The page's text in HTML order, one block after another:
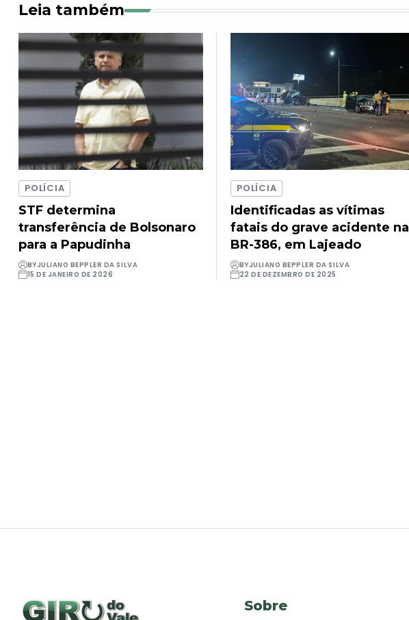
Leia também
POLÍCIA
STF determina
transferência de Bolsonaro
para a Papudinha
BYJULIANO BEPPLER DA SILVA
15 DE JANEIRO DE 2026
POLÍCIA
Identificadas as vítimas
fatais do grave acidente na
BR-386, em Lajeado
BYJULIANO BEPPLER DA SILVA
22 DE DEZEMBRO DE 2025
Sobre